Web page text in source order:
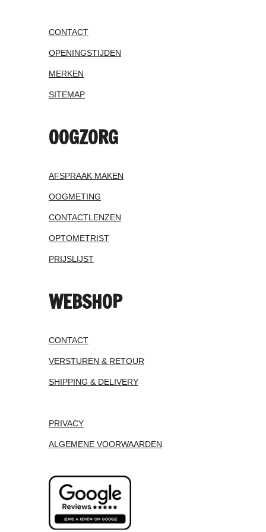
CONTACT
OPENINGSTIJDEN
MERKEN
SITEMAP
OOGZORG
AFSPRAAK MAKEN
OOGMETING
CONTACTLENZEN
OPTOMETRIST
PRIJSLIJST
WEBSHOP
CONTACT
VERSTUREN & RETOUR
SHIPPING & DELIVERY
PRIVACY
ALGEMENE VOORWAARDEN